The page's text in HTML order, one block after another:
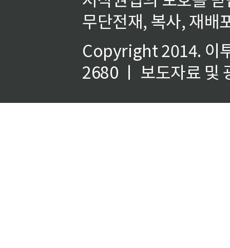
무단전재, 복사, 재배
Copyright 2014. 이
2680 ㅣ 보도자료